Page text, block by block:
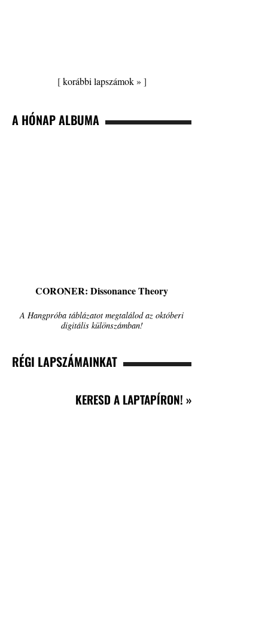
[korábbi lapszámok » ]
A HÓNAP ALBUMA
CORONER: Dissonance Theory
A Hangpróba táblázatot megtalálod az októberi
digitális különszámban!
RÉGI LAPSZÁMAINKAT
KERESD A LAPTAPÍRON! »